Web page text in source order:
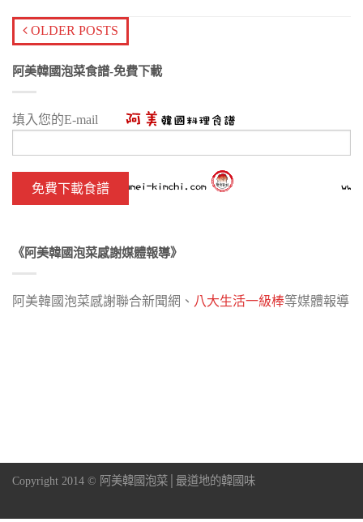
OLDER POSTS
阿美韓國泡菜食譜-免費下載
填入您的E-mail
《阿美韓國泡菜感謝媒體報導》
阿美韓國泡菜感謝聯合新聞網、 八大生活一級棒等媒體報導
Copyright 2014 © 阿美韓國泡菜│最道地的韓國味